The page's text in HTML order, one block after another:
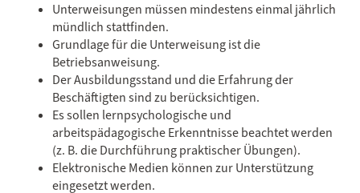
Unterweisungen müssen mindestens einmal jährlich
mündlich stattfinden.
Grundlage für die Unterweisung ist die
Betriebsanweisung.
Der Ausbildungsstand und die Erfahrung der
Beschäftigten sind zu berücksichtigen.
Es sollen lernpsychologische und
arbeitspädagogische Erkenntnisse beachtet werden
(z. B. die Durchführung praktischer Übungen).
Elektronische Medien können zur Unterstützung
eingesetzt werden.